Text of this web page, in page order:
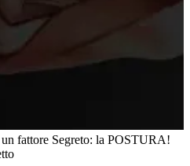
fattore Segreto: la POSTURA!